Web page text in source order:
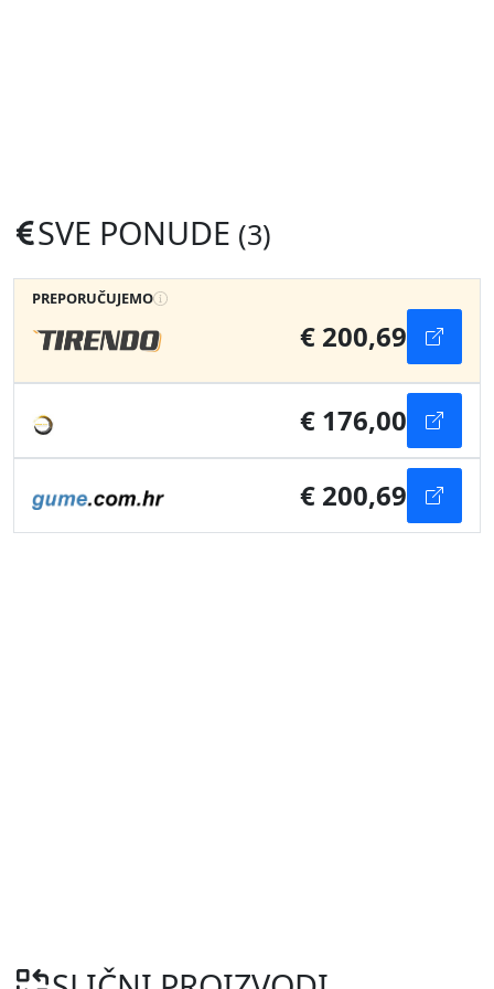
SVE PONUDE (3)
PREPORUČUJEMO
€ 200,69
€ 176,00
€ 200,69